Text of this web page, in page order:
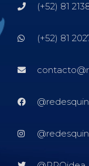
(+52) 81
(+52) 81